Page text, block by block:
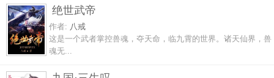
绝世武帝
作者: 八戒
这是一个武者掌控兽魂，夺天命，临九霄的世界。诸天仙界，兽
魂无...